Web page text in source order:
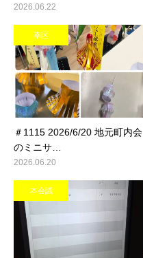
2026.06.22
幸区
＃1115 2026/6/20 地元町内会
のミニサ…
2026.06.20
本会議